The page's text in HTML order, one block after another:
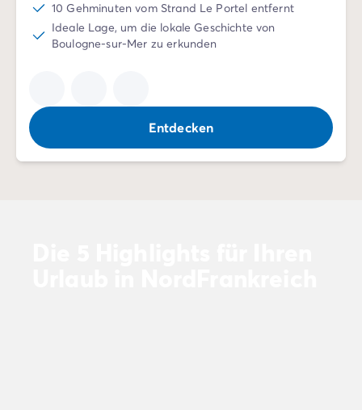
Urlaubsvorbereitung
Reiserücktrittsversicherung
10 Gehminuten vom Strand Le Portel entfernt
Ideale Lage, um die lokale Geschichte von
Boulogne-sur-Mer zu erkunden
Entdecken